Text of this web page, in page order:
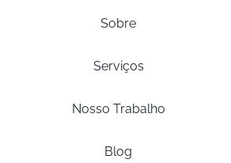
Sobre
Serviços
Nosso Trabalho
Blog